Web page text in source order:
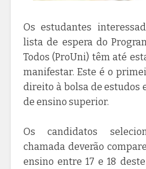
Os estudantes
lista de espera do
Todos (ProUni) têm até
manifestar. Este é o
direito à bolsa de estudos
de ensino superior.
Os candidatos
chamada deverão
ensino entre 17 e 18